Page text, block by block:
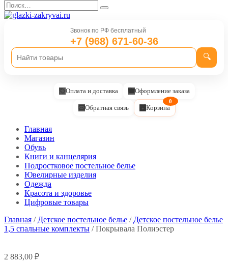
Перейти
к
содержанию
Search
for:
Звонок по РФ бесплатный
+7 (968) 671-60-36
🔍
Оплата и доставка Оформление заказа
Обратная связь Корзина
0
Главная
Магазин
Обувь
Книги и канцелярия
Подростковое постельное белье
Ювелирные изделия
Одежда
Красота и здоровье
Цифровые товары
Главная / Детское постельное белье / Детское постельное белье
1,5 спальные комплекты / Покрывала Полиэстер
2 883,00 ₽